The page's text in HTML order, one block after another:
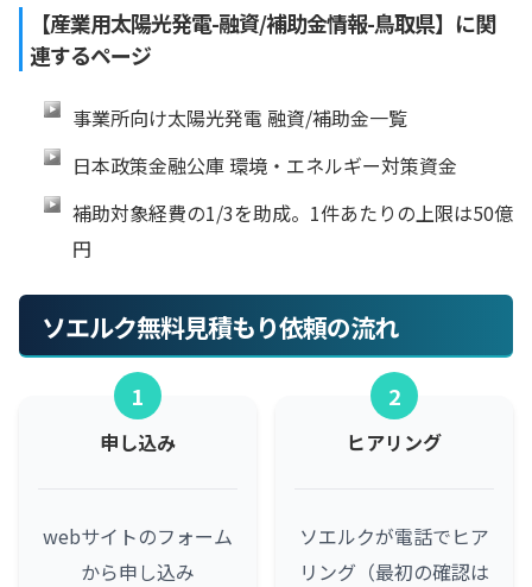
【産業用太陽光発電-融資/補助金情報-鳥取県】に関
連するページ
事業所向け太陽光発電 融資/補助金一覧
日本政策金融公庫 環境・エネルギー対策資金
補助対象経費の1/3を助成。1件あたりの上限は50億
円
ソエルク無料見積もり依頼の流れ
1
申し込み
webサイトのフォーム
から申し込み
2
ヒアリング
ソエルクが電話でヒア
リング（最初の確認は